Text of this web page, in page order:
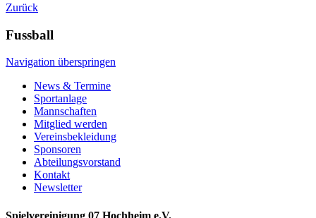
Zurück
Fussball
Navigation überspringen
News & Termine
Sportanlage
Mannschaften
Mitglied werden
Vereinsbekleidung
Sponsoren
Abteilungsvorstand
Kontakt
Newsletter
Spielvereinigung 07 Hochheim e.V.